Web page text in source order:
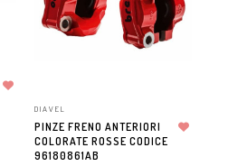
DIAVEL
PINZE FRENO ANTERIORI
COLORATE ROSSE CODICE
96180861AB